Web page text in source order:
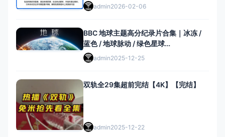
admin2026-02-06
BBC 地球主题高分纪录片合集｜冰冻 /
蓝色 / 地球脉动 / 绿色星球…
admin2025-12-25
双轨全29集超前完结【4K】【完结】
admin2025-12-22